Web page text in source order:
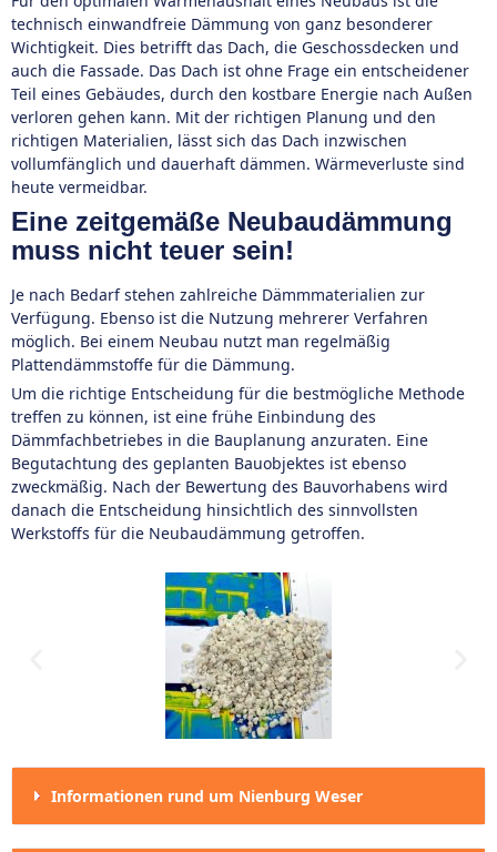
technisch einwandfreie Dämmung von ganz besonderer
Wichtigkeit. Dies betrifft das Dach, die Geschossdecken und
auch die Fassade. Das Dach ist ohne Frage ein entscheidener
Teil eines Gebäudes, durch den kostbare Energie nach Außen
verloren gehen kann. Mit der richtigen Planung und den
richtigen Materialien, lässt sich das Dach inzwischen
vollumfänglich und dauerhaft dämmen. Wärmeverluste sind
heute vermeidbar.
Eine zeitgemäße Neubaudämmung
muss nicht teuer sein!
Je nach Bedarf stehen zahlreiche Dämmmaterialien zur
Verfügung. Ebenso ist die Nutzung mehrerer Verfahren
möglich. Bei einem Neubau nutzt man regelmäßig
Plattendämmstoffe für die Dämmung.
Um die richtige Entscheidung für die bestmögliche Methode
treffen zu können, ist eine frühe Einbindung des
Dämmfachbetriebes in die Bauplanung anzuraten. Eine
Begutachtung des geplanten Bauobjektes ist ebenso
zweckmäßig. Nach der Bewertung des Bauvorhabens wird
danach die Entscheidung hinsichtlich des sinnvollsten
Werkstoffs für die Neubaudämmung getroffen.
Informationen rund um Nienburg Weser